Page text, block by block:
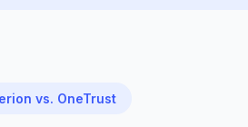
vs. OneTrust